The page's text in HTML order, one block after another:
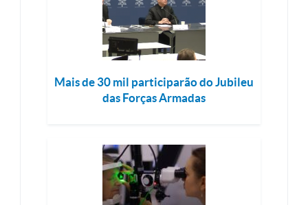
Mais de 30 mil participarão do Jubileu
das Forças Armadas